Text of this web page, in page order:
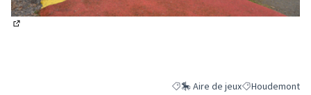
Filtrer les résultats de la
🎠 Aire de jeuxFiltrer les
Houdemont